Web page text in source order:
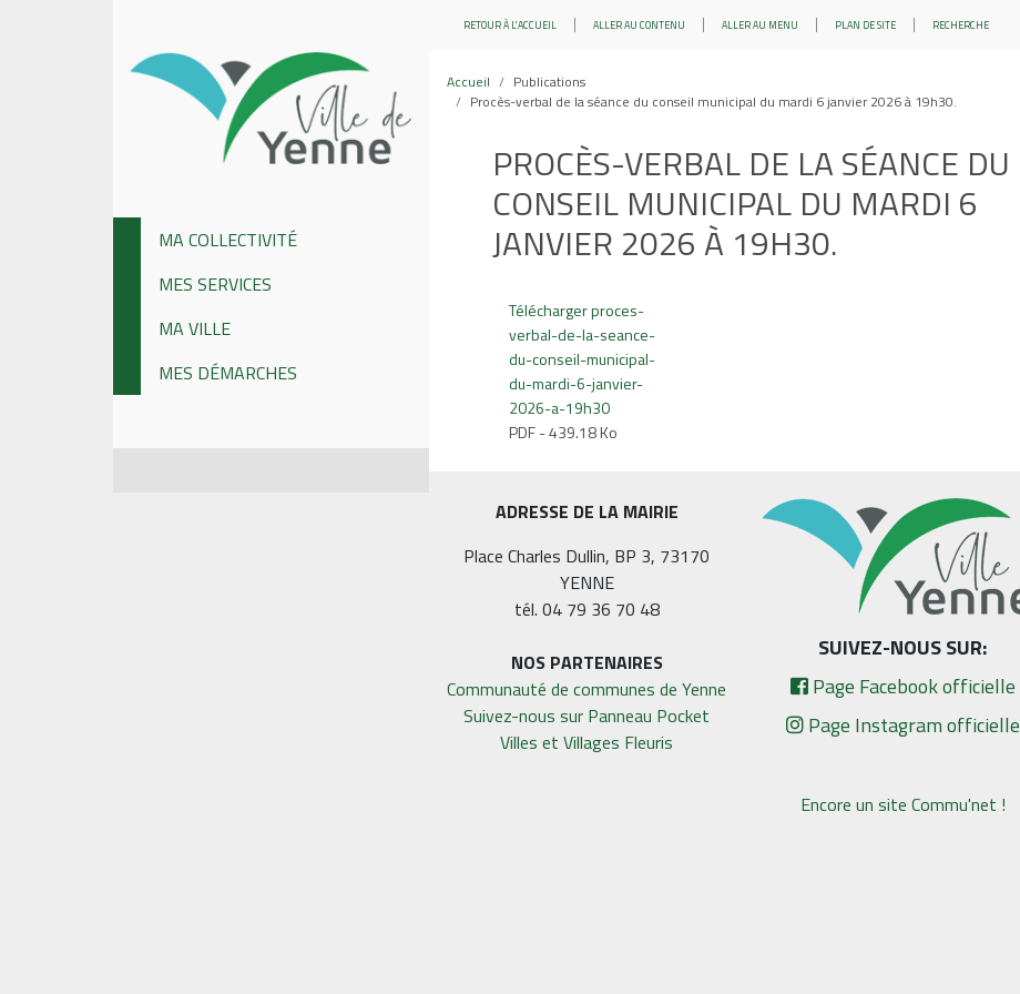
RETOUR À L'ACCUEIL ALLER AU CONTENU ALLER AU MENU PLAN DE SITE RECHERCHE
MA COLLECTIVITÉ
MES SERVICES
MA VILLE
MES DÉMARCHES
Accueil
Publications
Procès-verbal de la séance du conseil municipal du mardi 6 janvier 2026 à 19h30.
PROCÈS-VERBAL DE LA SÉANCE DU
CONSEIL MUNICIPAL DU MARDI 6
JANVIER 2026 À 19H30.
Télécharger proces-
verbal-de-la-seance-
du-conseil-municipal-
du-mardi-6-janvier-
2026-a-19h30
PDF - 439.18 Ko
ADRESSE DE LA MAIRIE
Place Charles Dullin, BP 3, 73170
YENNE
tél. 04 79 36 70 48
NOS PARTENAIRES
Communauté de communes de Yenne
Suivez-nous sur Panneau Pocket
Villes et Villages Fleuris
SUIVEZ-NOUS SUR:
Page Facebook officielle
Page Instagram officielle
Encore un site Commu'net !